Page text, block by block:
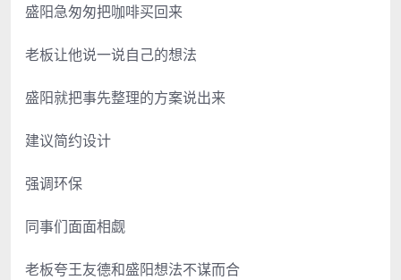
盛阳急匆匆把咖啡买回来
老板让他说一说自己的想法
盛阳就把事先整理的方案说出来
建议简约设计
强调环保
同事们面面相觑
老板夸王友德和盛阳想法不谋而合